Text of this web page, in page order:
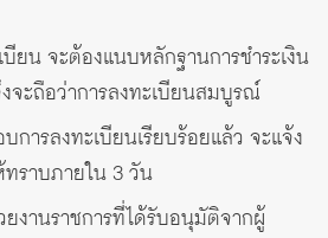
ยน จะต้องแนบหลักฐานการชำระเงิน
จะถือว่าการลงทะเบียนสมบูรณ์
การลงทะเบียนเรียบร้อยแล้ว จะแจ้ง
ราบภายใน 3 วัน
งานราชการที่ได้รับอนุมัติจากผู้